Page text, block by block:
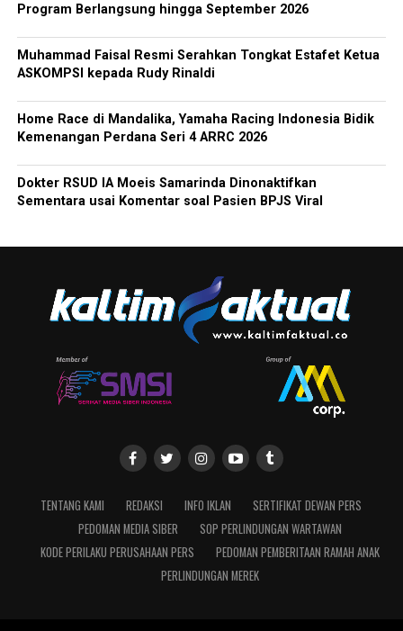
Program Berlangsung hingga September 2026
Muhammad Faisal Resmi Serahkan Tongkat Estafet Ketua
ASKOMPSI kepada Rudy Rinaldi
Home Race di Mandalika, Yamaha Racing Indonesia Bidik
Kemenangan Perdana Seri 4 ARRC 2026
Dokter RSUD IA Moeis Samarinda Dinonaktifkan
Sementara usai Komentar soal Pasien BPJS Viral
TENTANG KAMI REDAKSI INFO IKLAN
SERTIFIKAT DEWAN PERS
PEDOMAN MEDIA SIBER
SOP PERLINDUNGAN WARTAWAN
KODE PERILAKU PERUSAHAAN PERS
PEDOMAN PEMBERITAAN RAMAH ANAK
PERLINDUNGAN MEREK